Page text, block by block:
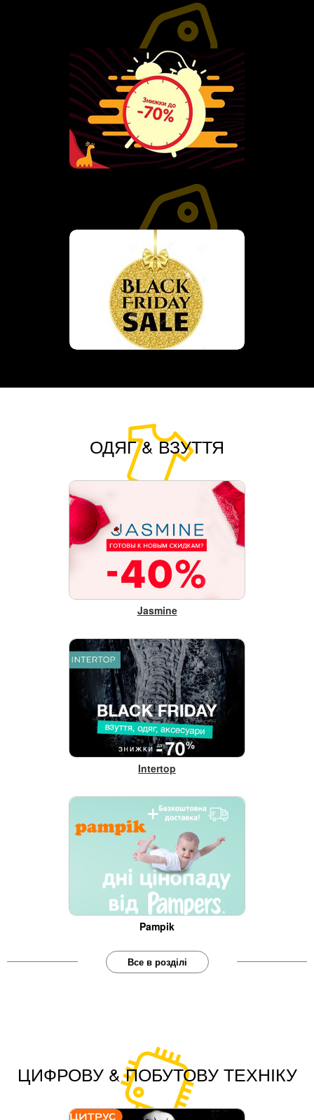
ОДЯГ & ВЗУТТЯ
Jasmine
Intertop
Pampik
Все в розділі
ЦИФРОВУ & ПОБУТОВУ ТЕХНІКУ